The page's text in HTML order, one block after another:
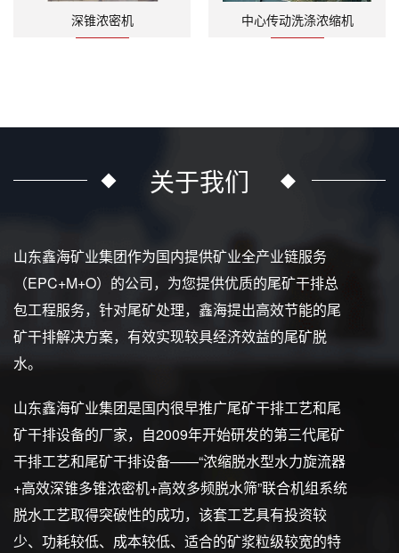
深锥浓密机 中心传动洗涤浓缩机
关于我们
山东鑫海矿业集团作为国内提供矿业全产业链服务
（EPC+M+O）的公司，为您提供优质的尾矿干排总
包工程服务，针对尾矿处理，鑫海提出高效节能的尾
矿干排解决方案，有效实现较具经济效益的尾矿脱
水。
山东鑫海矿业集团是国内很早推广尾矿干排工艺和尾
矿干排设备的厂家，自2009年开始研发的第三代尾矿
干排工艺和尾矿干排设备——“浓缩脱水型水力旋流器
+高效深锥多锥浓密机+高效多频脱水筛”联合机组系统
脱水工艺取得突破性的成功，该套工艺具有投资较
少、功耗较低、成本较低、适合的矿浆粒级较宽的特